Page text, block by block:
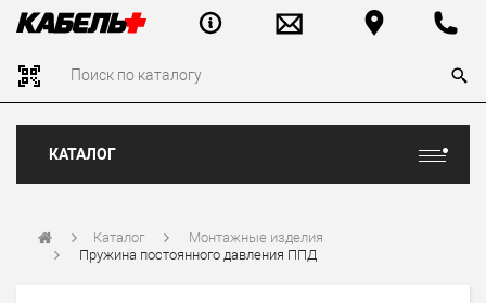
КАТАЛОГ
Каталог
Монтажные изделия
Пружина постоянного давления ППД